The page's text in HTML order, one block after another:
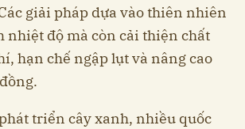
giải pháp dựa vào thiên nhiên
nhiệt độ mà còn cải thiện chất
hạn chế ngập lụt và nâng cao
triển cây xanh, nhiều quốc